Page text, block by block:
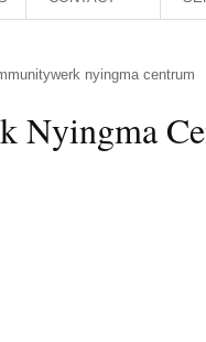
nyingma centrum
Nyingma